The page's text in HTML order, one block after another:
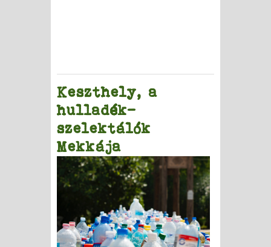
Keszthely, a
hulladék-
szelektálók
Mekkája